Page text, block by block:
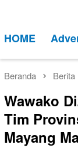
kontenMobile
HOME
Beranda Berita
Wawako
Tim
Mayang